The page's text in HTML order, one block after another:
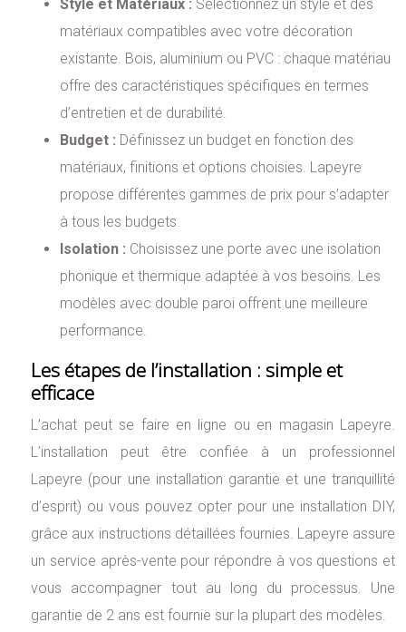
Style et Matériaux : Sélectionnez un style et des
matériaux compatibles avec votre décoration
existante. Bois, aluminium ou PVC : chaque matériau
offre des caractéristiques spécifiques en termes
d’entretien et de durabilité.
Budget : Définissez un budget en fonction des
matériaux, finitions et options choisies. Lapeyre
propose différentes gammes de prix pour s’adapter
à tous les budgets.
Isolation : Choisissez une porte avec une isolation
phonique et thermique adaptée à vos besoins. Les
modèles avec double paroi offrent une meilleure
performance.
Les étapes de l’installation : simple et
efficace
L’achat peut se faire en ligne ou en magasin Lapeyre.
L’installation peut être confiée à un professionnel
Lapeyre (pour une installation garantie et une tranquillité
d’esprit) ou vous pouvez opter pour une installation DIY,
grâce aux instructions détaillées fournies. Lapeyre assure
un service après-vente pour répondre à vos questions et
vous accompagner tout au long du processus. Une
garantie de 2 ans est fournie sur la plupart des modèles.